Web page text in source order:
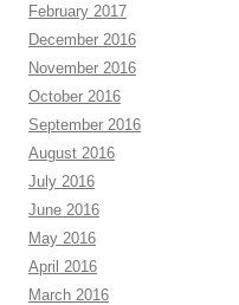
February 2017
December 2016
November 2016
October 2016
September 2016
August 2016
July 2016
June 2016
May 2016
April 2016
March 2016